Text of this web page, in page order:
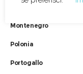
Montenegro
Polonia
Portogallo